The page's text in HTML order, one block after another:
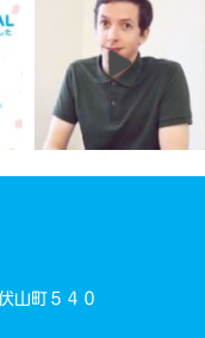
山町５４０